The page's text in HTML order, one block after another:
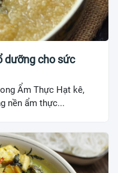
dưỡng cho sức
Ẩm Thực Hạt kê,
nền ẩm thực...